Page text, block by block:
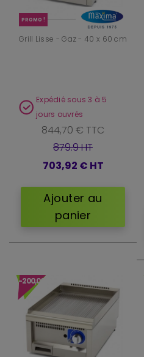
PROMO !
Grill Lisse - Gaz - 40 x 60 cm
Expédié sous 3 à 5
jours ouvrés
844,70 € TTC
879.9 HT
703,92 € HT
Ajouter au
panier
-200,00 €